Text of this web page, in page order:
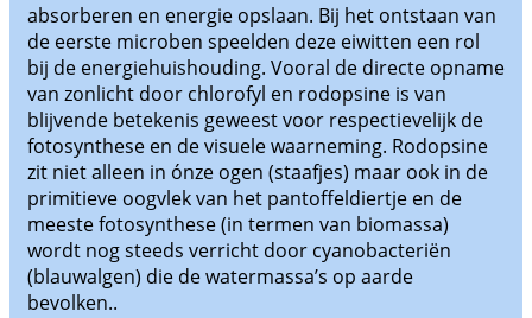
absorberen en energie opslaan. Bij het ontstaan van
de eerste microben speelden deze eiwitten een rol
bij de energiehuishouding. Vooral de directe opname
van zonlicht door chlorofyl en rodopsine is van
blijvende betekenis geweest voor respectievelijk de
fotosynthese en de visuele waarneming. Rodopsine
zit niet alleen in ónze ogen (staafjes) maar ook in de
primitieve oogvlek van het pantoffeldiertje en de
meeste fotosynthese (in termen van biomassa)
wordt nog steeds verricht door cyanobacteriën
(blauwalgen) die de watermassa’s op aarde
bevolken..